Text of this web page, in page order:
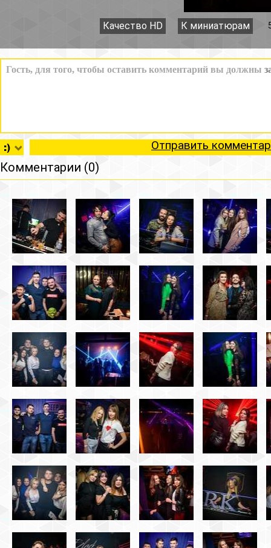
Качество HD К миниатюрам
Отправить
Комментарии (0)